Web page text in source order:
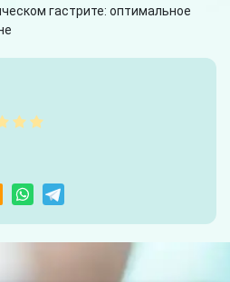
гастрите: оптимальное